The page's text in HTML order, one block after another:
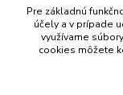
+421 908 700
po-pia: 8.00 - 16.00
business@jtf.sk
Pre základnú
účely a v prípade
využívame
cookies môžete